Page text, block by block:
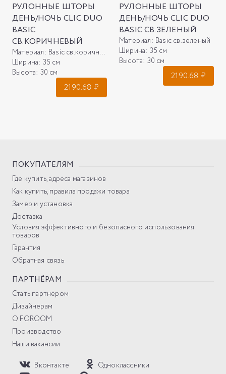
РУЛОННЫЕ ШТОРЫ
ДЕНЬ/НОЧЬ CLIC DUO
BASIC
СВ.КОРИЧНЕВЫЙ
Материал: Basic св.коричневый
Ширина: 35 см
Высота: 30 см
2190.68 ₽
РУЛОННЫЕ ШТОРЫ
ДЕНЬ/НОЧЬ CLIC DUO
BASIC СВ.ЗЕЛЕНЫЙ
Материал: Basic св.зеленый
Ширина: 35 см
Высота: 30 см
2190.68 ₽
ПОКУПАТЕЛЯМ
Где купить, адреса магазинов
Как купить, правила продажи товара
Замер и установка
Доставка
Условия эффективного и безопасного использования
товаров
Гарантия
Обратная связь
ПАРТНЁРАМ
Стать партнёром
Дизайнерам
О FOROOM
Производство
Наши вакансии
Вконтакте
Одноклассники